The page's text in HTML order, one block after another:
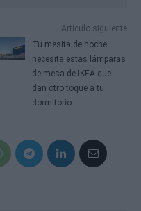
Artículo siguiente
Tu mesita de noche
necesita estas lámparas
de mesa de IKEA que
dan otro toque a tu
dormitorio